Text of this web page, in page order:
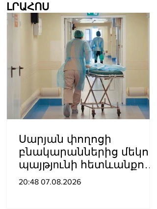
ԼՐԱՀՈՍ
Սարյան փողոցի
բնակարաններից մեկում
պայթյnւնի հետևանքով
55-ամյա տղամարդը
20:48 07.08.2026